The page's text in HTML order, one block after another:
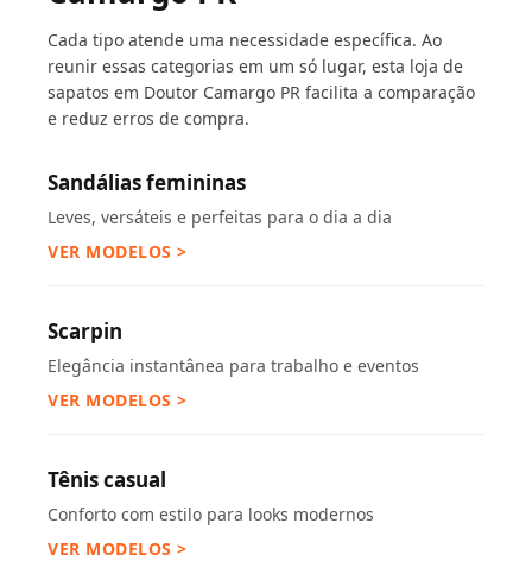
Cada tipo atende uma necessidade específica. Ao
reunir essas categorias em um só lugar, esta loja de
sapatos em Doutor Camargo PR facilita a comparação
e reduz erros de compra.
Sandálias femininas
Leves, versáteis e perfeitas para o dia a dia
VER MODELOS >
Scarpin
Elegância instantânea para trabalho e eventos
VER MODELOS >
Tênis casual
Conforto com estilo para looks modernos
VER MODELOS >